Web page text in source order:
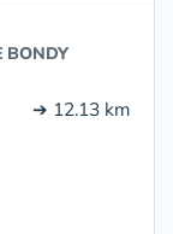
BONDY
➔ 12.13 km